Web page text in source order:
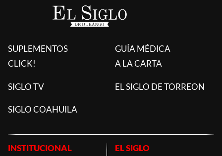
SUPLEMENTOS
CLICK!
GUÍA MÉDICA
A LA CARTA
SIGLO TV EL SIGLO DE TORREON
SIGLO COAHUILA
INSTITUCIONAL
EL SIGLO